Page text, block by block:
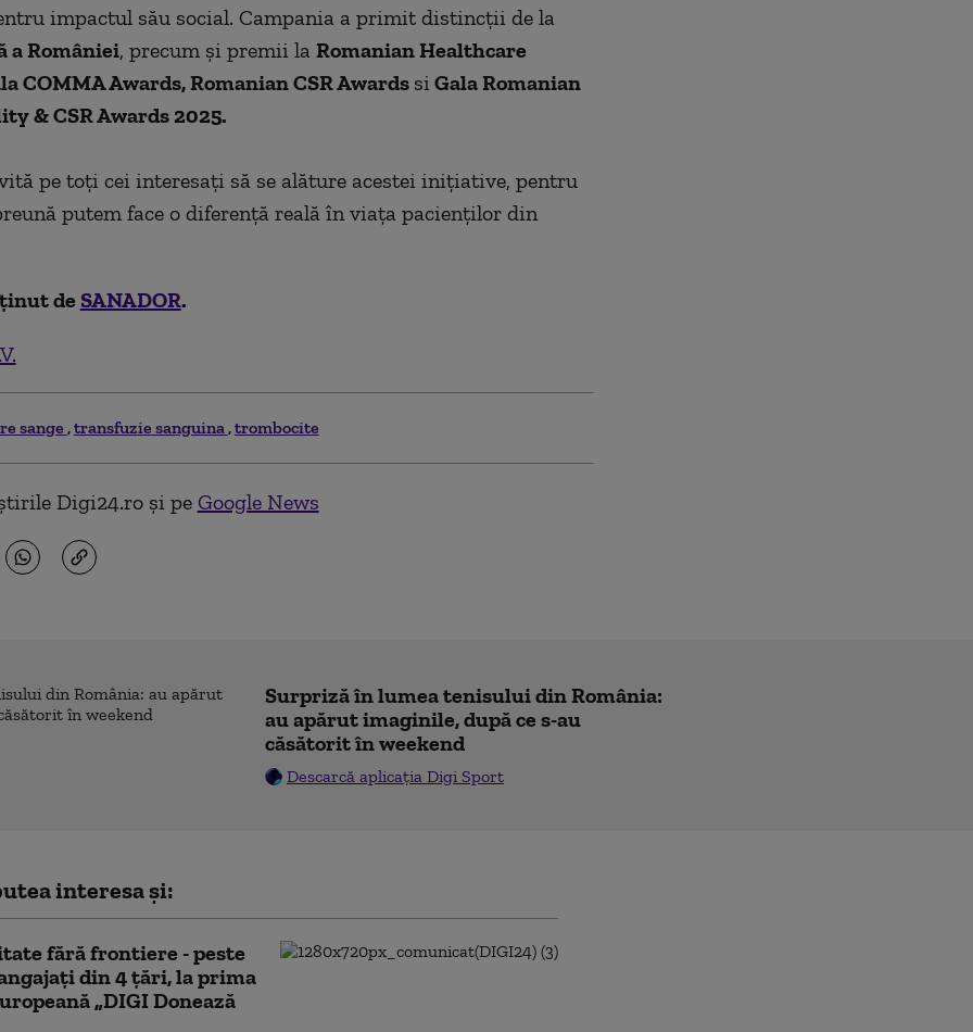
impactul său social. Campania a primit distincții de la
a României, precum și premii la Romanian Healthcare
COMMA Awards, Romanian CSR Awards si Gala Romanian
& CSR Awards 2025.
pe toți cei interesați să se alăture acestei inițiative, pentru
putem face o diferență reală în viața pacienților din
de SANADOR.
sange transfuzie sanguina trombocite
Digi24.ro și pe Google News
Surpriză în lumea tenisului din România:
au apărut imaginile, după ce s-au
căsătorit în weekend
Descarcă aplicația Digi Sport
interesa și:
fără frontiere - peste
din 4 țări, la prima
„DIGI Donează